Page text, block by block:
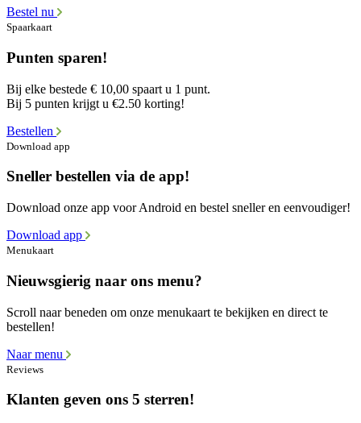
Bestel nu
Spaarkaart
Punten sparen!
Bij elke bestede € 10,00 spaart u 1 punt.
Bij 5 punten krijgt u €2.50 korting!
Bestellen
Download app
Sneller bestellen via de app!
Download onze app voor Android en bestel sneller en eenvoudiger!
Download app
Menukaart
Nieuwsgierig naar ons menu?
Scroll naar beneden om onze menukaart te bekijken en direct te
bestellen!
Naar menu
Reviews
Klanten geven ons 5 sterren!